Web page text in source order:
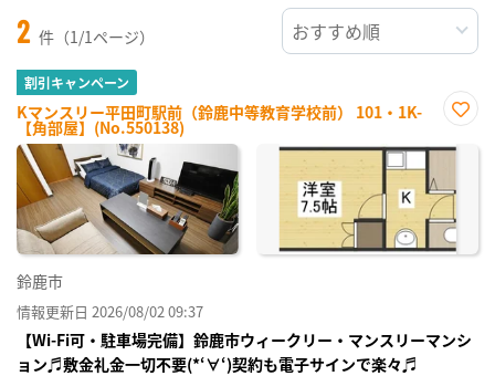
2 件（1/1ページ）
割引キャンペーン
Kマンスリー平田町駅前（鈴鹿中等教育学校前） 101・1K-
【角部屋】(No.550138)
に入
鈴鹿市
情報更新日 2026/08/02 09:37
【Wi-Fi可・駐車場完備】鈴鹿市ウィークリー・マンスリーマンシ
ョン♬敷金礼金一切不要(*‘∀‘)契約も電子サインで楽々♬